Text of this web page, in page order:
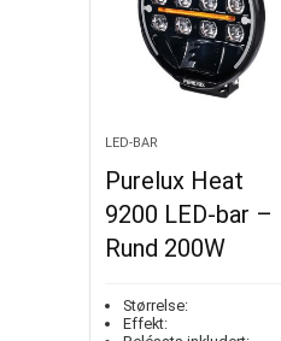
LED-BAR
Purelux Heat
9200 LED-bar –
Rund 200W
Størrelse:
Effekt: